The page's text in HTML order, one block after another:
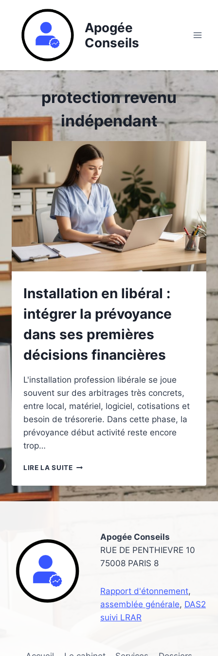
contenu
Apogée
Conseils
protection revenu
indépendant
Installation en libéral :
intégrer la prévoyance
dans ses premières
décisions financières
L'installation profession libérale se joue
souvent sur des arbitrages très concrets,
entre local, matériel, logiciel, cotisations et
besoin de trésorerie. Dans cette phase, la
prévoyance début activité reste encore
trop…
LIRE LA SUITEINSTALLATION
LIBÉRAL
:
PREMIÈRES
DÉCISIONS
FINANCIÈRES
Apogée Conseils
RUE DE PENTHIEVRE 10
75008 PARIS 8
Rapport d'étonnement,
assemblée générale, DAS2
suivi LRAR